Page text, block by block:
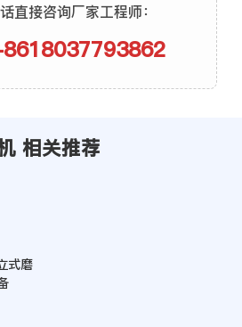
直接咨询厂家工程师：
相关推荐
式磨